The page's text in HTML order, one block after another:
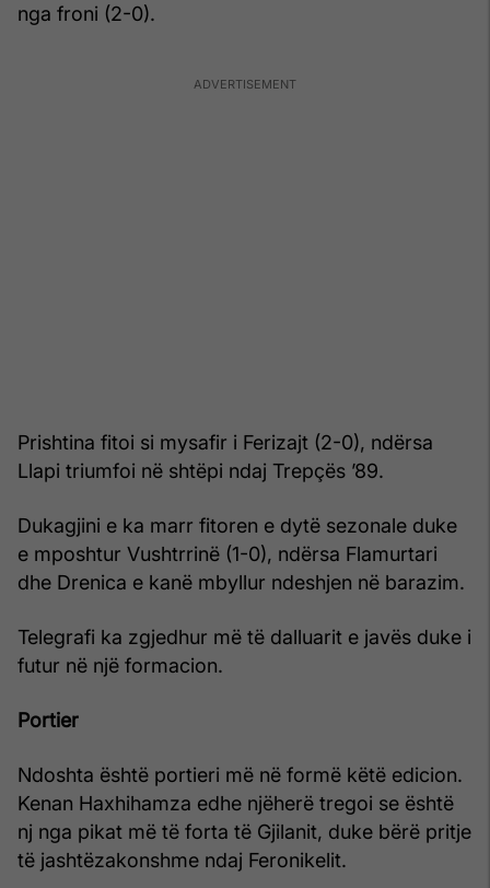
nga froni (2-0).
Prishtina fitoi si mysafir i Ferizajt (2-0), ndërsa
Llapi triumfoi në shtëpi ndaj Trepçës ’89.
Dukagjini e ka marr fitoren e dytë sezonale duke
e mposhtur Vushtrrinë (1-0), ndërsa Flamurtari
dhe Drenica e kanë mbyllur ndeshjen në barazim.
Telegrafi ka zgjedhur më të dalluarit e javës duke i
futur në një formacion.
Portier
Ndoshta është portieri më në formë këtë edicion.
Kenan Haxhihamza edhe njëherë tregoi se është
nj nga pikat më të forta të Gjilanit, duke bërë pritje
të jashtëzakonshme ndaj Feronikelit.